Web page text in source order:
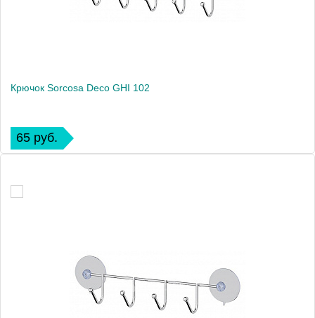
Крючок Sorcosa Deco GHI 102
65 руб.